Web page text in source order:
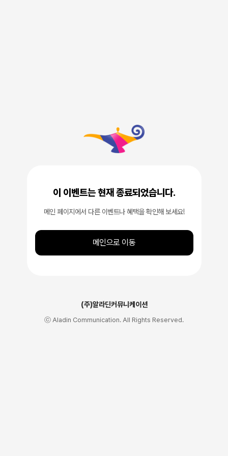
이 이벤트는 현재 종료되었습니다.
메인 페이지에서 다른 이벤트나 혜택을 확인해 보세요!
메인으로 이동
(주)알라딘커뮤니케이션
ⓒ Aladin Communication. All Rights Reserved.